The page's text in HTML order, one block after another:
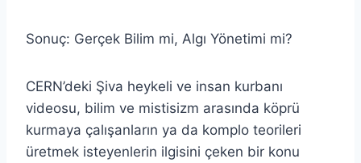
Sonuç: Gerçek Bilim mi, Algı Yönetimi mi?
CERN’deki Şiva heykeli ve insan kurbanı
videosu, bilim ve mistisizm arasında köprü
kurmaya çalışanların ya da komplo teorileri
üretmek isteyenlerin ilgisini çeken bir konu